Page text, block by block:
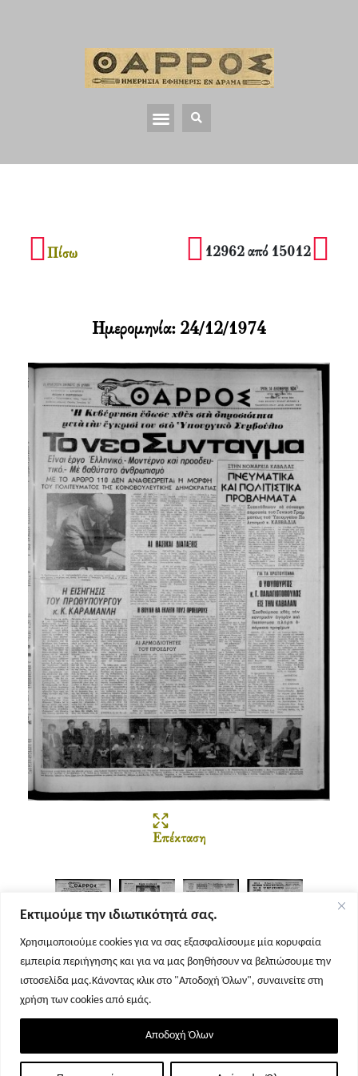
Εκτιμούμε την ιδιωτικότητά σας.
Χρησιμοποιούμε cookies για να σας εξασφαλίσουμε μία κορυφαία
εμπειρία περιήγησης και για να μας βοηθήσουν να βελτιώσουμε την
ιστοσελίδα μας.Κάνοντας κλικ στο "Αποδοχή Όλων", συναινείτε στη
χρήση των cookies από εμάς.
Αποδοχή Όλων
Πίσω 12962 από 15012
Επέκταση
Σελίδα 1 Σελίδα 2 Σελίδα 3 Σελίδα 4
Ημερομηνία: 24/12/1974